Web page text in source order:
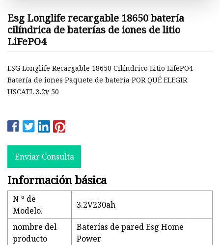
Esg Longlife recargable 18650 batería
cilíndrica de baterías de iones de litio
LiFePO4
ESG Longlife Recargable 18650 Cilíndrico Litio LifePO4
Batería de iones Paquete de batería POR QUÉ ELEGIR
USCATL 3.2v 50
Enviar Consulta
Información básica
N º de
Modelo.
3.2V230ah
nombre del
producto
Baterías de pared Esg Home
Power